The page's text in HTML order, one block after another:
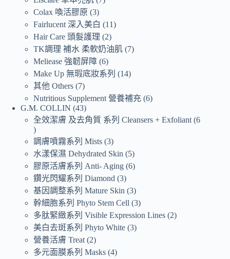
Colax 喚活膠原 3
Fairlucent 深入美白
11
Hair Care 頭髮護理
2
TK調理 補水 柔軟奶油肌 7
Meliease 強韌屏障 6
Make Up 無瑕底妝系列
14
其他 Others 7
Nutritious Supplement 營養補充 6
G.M. COLLIN 43
全效潔膚 及去角質 系列 Cleansers + Exfoliant 6
調膚噴霧系列 Mists 3
水漾保濕 Dehydrated Skin
5
膠原活膚系列 Anti- Aging 6
鑽光閃耀系列 Diamond 3
基因調整系列 Mature Skin 3
幹細胞系列 Phyto Stem Cell 3
多肽緊緻系列 Visible Expression Lines 2
美白去斑系列 Phyto White 3
營養活膚 Treat 2
多元面膜系列 Masks 4